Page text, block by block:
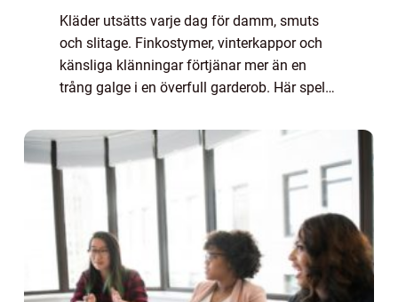
Kläder utsätts varje dag för damm, smuts
och slitage. Finkostymer, vinterkappor och
känsliga klänningar förtjänar mer än en
trång galge i en överfull garderob. Här spelar
påse förlänger livslängden på plag...